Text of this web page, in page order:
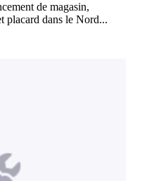
de magasin,
placard dans le Nord...